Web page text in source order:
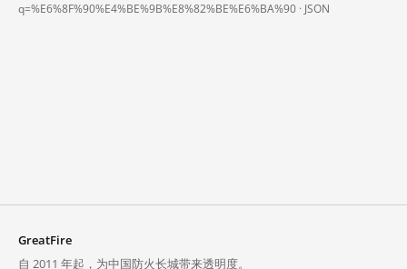
q=%E6%8F%90%E4%BE%9B%E8%82%BE%E6%BA%90 · JSON
GreatFire
自 2011 年起，为中国防火长城带来透明度。